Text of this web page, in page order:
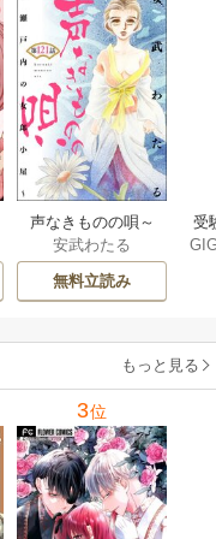
声なきものの唄～
瀬戸内の女郎小屋
～（分冊版）
安武わたる
無料立読み
受
火
もっと見る
3位